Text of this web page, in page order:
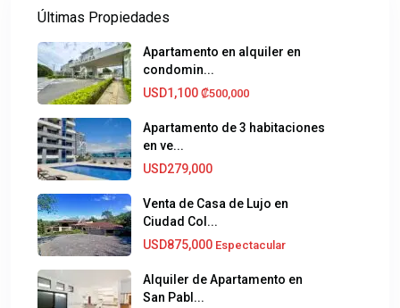
Últimas Propiedades
Apartamento en alquiler en
condomin...
USD1,100 ₡500,000
Apartamento de 3 habitaciones
en ve...
USD279,000
Venta de Casa de Lujo en
Ciudad Col...
USD875,000 Espectacular
Alquiler de Apartamento en
San Pabl...